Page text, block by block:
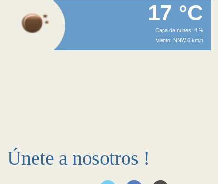
17 °C
Capa de nubes: 4 %
Viento: NNW 6 km/h
Únete a nosotros !